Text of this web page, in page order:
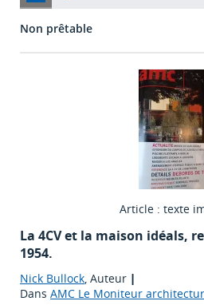
Non prêtable
Article : texte
La 4CV et la maison idéals,
1954.
Nick Bullock, Auteur |
Dans AMC Le Moniteur